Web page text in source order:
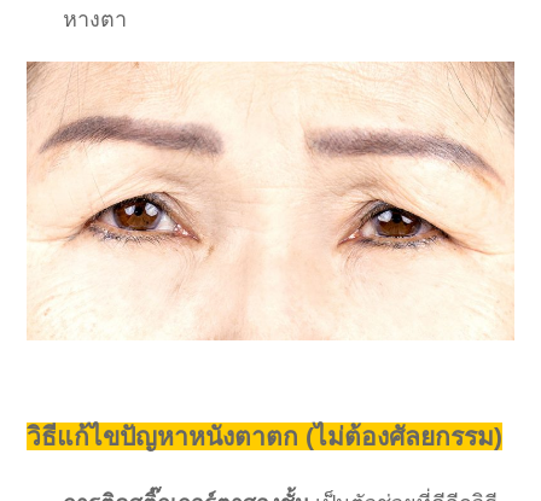
หางตา
วิธีแก้ไขปัญหาหนังตาตก (ไม่ต้องศัลยกรรม)